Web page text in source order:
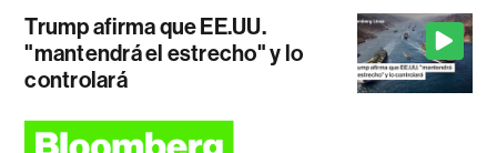
Trump afirma que EE.UU.
"mantendrá el estrecho" y lo
controlará